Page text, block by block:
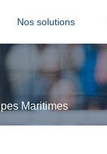
Nos solutions
Maritimes